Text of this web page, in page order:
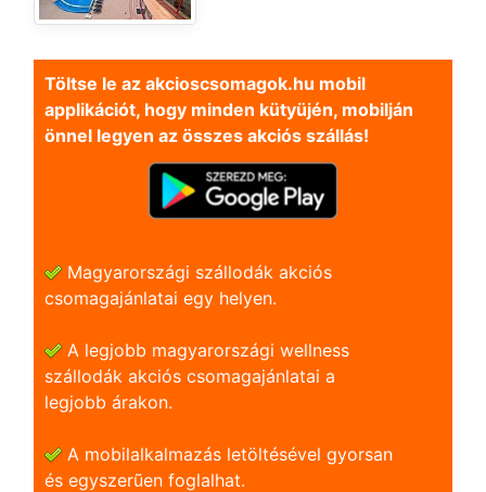
Töltse le az akcioscsomagok.hu mobil
applikációt, hogy minden kütyüjén, mobilján
önnel legyen az összes akciós szállás!
Magyarországi szállodák akciós
csomagajánlatai egy helyen.
A legjobb magyarországi wellness
szállodák akciós csomagajánlatai a
legjobb árakon.
A mobilalkalmazás letöltésével gyorsan
és egyszerũen foglalhat.